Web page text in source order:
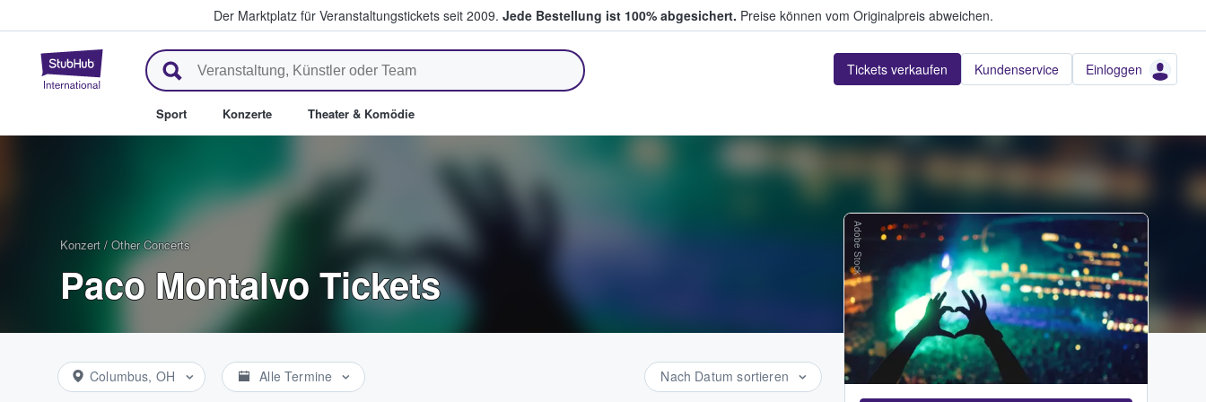
Der Marktplatz für Veranstaltungstickets seit 2009. Jede Bestellung ist 100% abgesichert. Preise können vom Originalpreis abweichen.
StubHub - Wo Fans Tickets kaufen & verkaufen Tickets verkaufen Kundenservice Einloggen
Sport Konzerte Theater & Komödie
Konzert / Other Concerts
Paco Montalvo Tickets
Columbus, OH Alle Termine Nach Datum sortieren
Adobe Stock